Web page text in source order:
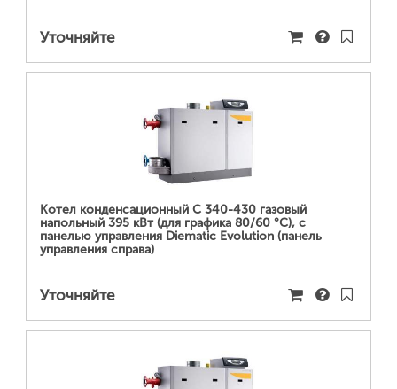
Уточняйте
Котел конденсационный C 340-430 газовый
напольный 395 кВт (для графика 80/60 °С), с
панелью управления Diematic Evolution (панель
управления справа)
Уточняйте